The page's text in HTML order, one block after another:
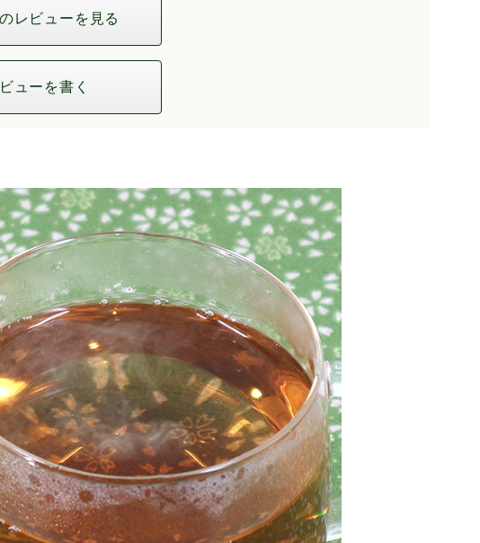
レビューを見る
ューを書く